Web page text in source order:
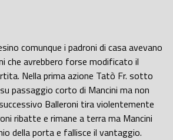
comunque i padroni di casa avevano
che avrebbero forse modificato il
Nella prima azione Tatò Fr. sotto
passaggio corto di Mancini ma non
Balleroni tira violentemente
ribatte e rimane a terra ma Mancini
della porta e fallisce il vantaggio.